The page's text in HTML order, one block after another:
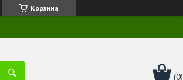
Корзина